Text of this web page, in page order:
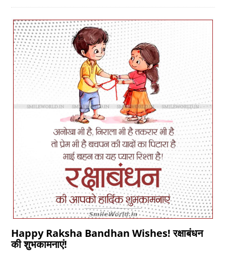
Happy Raksha Bandhan Wishes! रक्षाबंधन
की शुभकामनाएं!